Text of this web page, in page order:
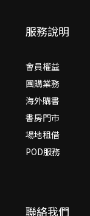
服務說明
會員權益
團購業務
海外購書
書房門市
場地租借
POD服務
聯絡我們